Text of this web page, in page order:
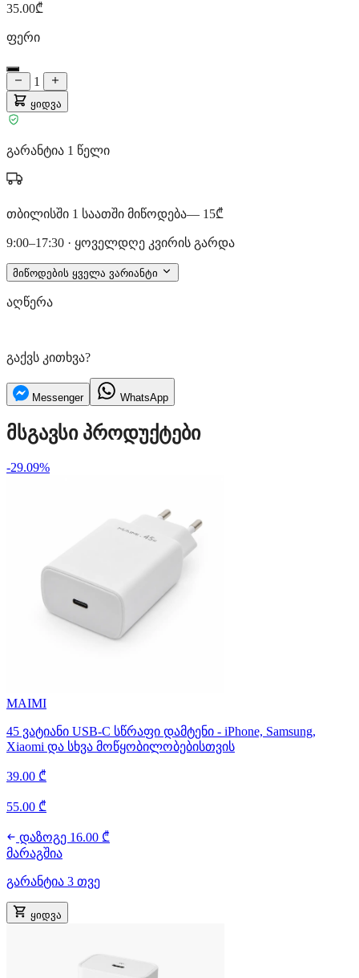
35.00₾
ფერი
1
ყიდვა
გარანტია 1 წელი
თბილისში 1 საათში მიწოდება— 15₾
9:00–17:30 · ყოველდღე კვირის გარდა
მიწოდების ყველა ვარიანტი
აღწერა
გაქვს კითხვა?
Messenger WhatsApp
მსგავსი პროდუქტები
-29.09%
MAIMI
45 ვატიანი USB-C სწრაფი დამტენი - iPhone, Samsung,
Xiaomi და სხვა მოწყობილობებისთვის
39.00 ₾
55.00 ₾
დაზოგე 16.00 ₾
მარაგშია
გარანტია 3 თვე
ყიდვა